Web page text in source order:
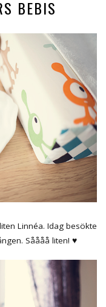
BEBIS
Linnéa. Idag besökte
Såååå liten! ♥